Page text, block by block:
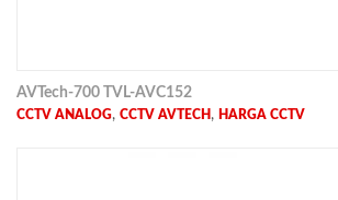
AVTech-700 TVL-AVC152
CCTV ANALOG, CCTV AVTECH , HARGA CCTV